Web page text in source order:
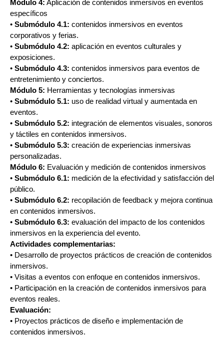
Módulo 4: Aplicación de contenidos inmersivos en eventos
específicos
• Submódulo 4.1: contenidos inmersivos en eventos
corporativos y ferias.
• Submódulo 4.2: aplicación en eventos culturales y
exposiciones.
• Submódulo 4.3: contenidos inmersivos para eventos de
entretenimiento y conciertos.
Módulo 5: Herramientas y tecnologías inmersivas
• Submódulo 5.1: uso de realidad virtual y aumentada en
eventos.
• Submódulo 5.2: integración de elementos visuales, sonoros
y táctiles en contenidos inmersivos.
• Submódulo 5.3: creación de experiencias inmersivas
personalizadas.
Módulo 6: Evaluación y medición de contenidos inmersivos
• Submódulo 6.1: medición de la efectividad y satisfacción del
público.
• Submódulo 6.2: recopilación de feedback y mejora continua
en contenidos inmersivos.
• Submódulo 6.3: evaluación del impacto de los contenidos
inmersivos en la experiencia del evento.
Actividades complementarias:
• Desarrollo de proyectos prácticos de creación de contenidos
inmersivos.
• Visitas a eventos con enfoque en contenidos inmersivos.
• Participación en la creación de contenidos inmersivos para
eventos reales.
Evaluación:
• Proyectos prácticos de diseño e implementación de
contenidos inmersivos.